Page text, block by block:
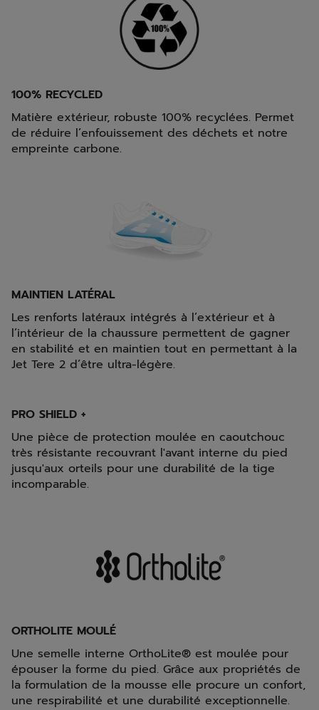
100% RECYCLED
Matière extérieur, robuste 100% recyclées. Permet
de réduire l’enfouissement des déchets et notre
empreinte carbone.
MAINTIEN LATÉRAL
Les renforts latéraux intégrés à l’extérieur et à
l’intérieur de la chaussure permettent de gagner
en stabilité et en maintien tout en permettant à la
Jet Tere 2 d’être ultra-légère.
PRO SHIELD +
Une pièce de protection moulée en caoutchouc
très résistante recouvrant l'avant interne du pied
jusqu'aux orteils pour une durabilité de la tige
incomparable.
ORTHOLITE MOULÉ
Une semelle interne OrthoLite® est moulée pour
épouser la forme du pied. Grâce aux propriétés de
la formulation de la mousse elle procure un confort,
une respirabilité et une durabilité exceptionnelle.